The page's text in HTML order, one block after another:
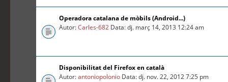
Operadora catalana de mòbils (Android...)
Autor:Carles-682 Data: dj. març 14, 2013 12:24 am
Disponibilitat del Firefox en català
Autor:antoniopolonio Data: dj. nov. 22, 2012 7:25 pm